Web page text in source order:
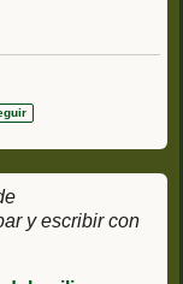
y escribir con